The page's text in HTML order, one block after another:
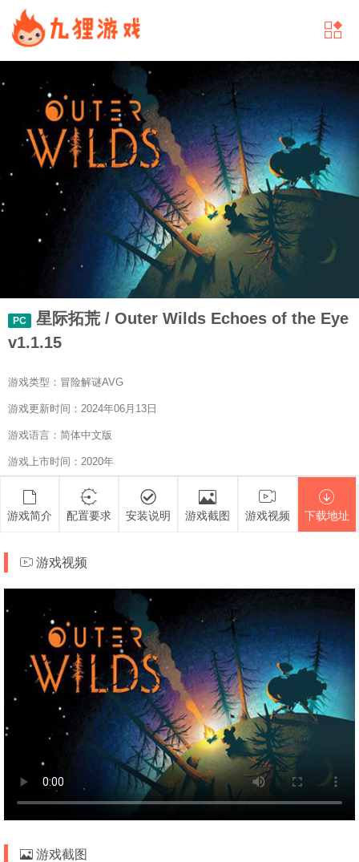
PC
星际拓荒 / Outer Wilds Echoes of the Eye
v1.1.15
游戏类型：冒险解谜AVG
游戏更新时间：2024年06月13日
游戏语言：简体中文版
游戏上市时间：2020年
游戏简介 配置要求 安装说明 游戏截图 游戏视频 下载地址
游戏视频
游戏截图